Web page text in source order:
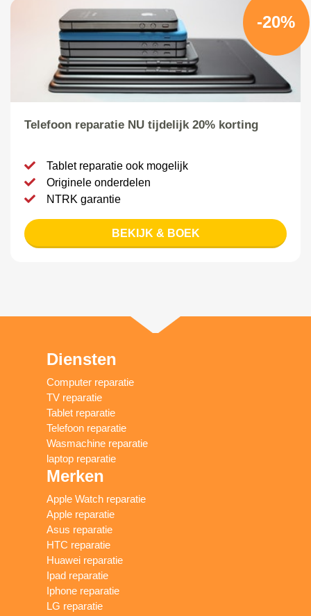
-20%
Telefoon reparatie NU tijdelijk 20% korting
Tablet reparatie ook mogelijk
Originele onderdelen
NTRK garantie
BEKIJK & BOEK
Diensten
Computer reparatie
TV reparatie
Tablet reparatie
Telefoon reparatie
Wasmachine reparatie
laptop reparatie
Merken
Apple Watch reparatie
Apple reparatie
Asus reparatie
HTC reparatie
Huawei reparatie
Ipad reparatie
Iphone reparatie
LG reparatie